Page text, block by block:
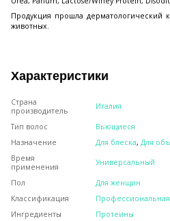
Продукция прошла дерматологический
животных.
Характеристики
Страна
производитель
Италия
Тип волос
Вьющиеся
Назначение
Для блеска, Для
Время
применения
Универсальный
Пол
Для женщин
Классификация
Профессиональная
Ингредиенты
Протеины